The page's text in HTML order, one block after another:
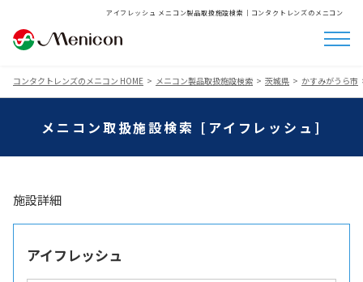
アイフレッシュ メニコン製品取扱施設検索│コンタクトレンズのメニコン
コンタクトレンズのメニコン HOME メニコン製品取扱施設検索 茨城県 かすみがうら市
メニコン取扱施設検索 [アイフレッシュ]
施設詳細
アイフレッシュ